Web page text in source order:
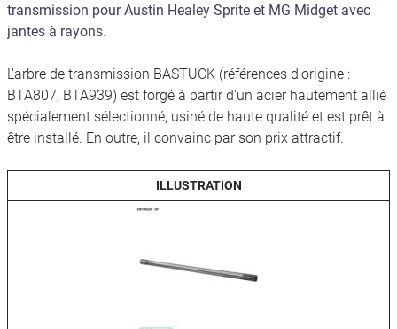
transmission pour Austin Healey Sprite et MG Midget avec
jantes à rayons.
L'arbre de transmission BASTUCK (références d'origine :
BTA807, BTA939) est forgé à partir d'un acier hautement allié
spécialement sélectionné, usiné de haute qualité et est prêt à
être installé. En outre, il convainc par son prix attractif.
ILLUSTRATION